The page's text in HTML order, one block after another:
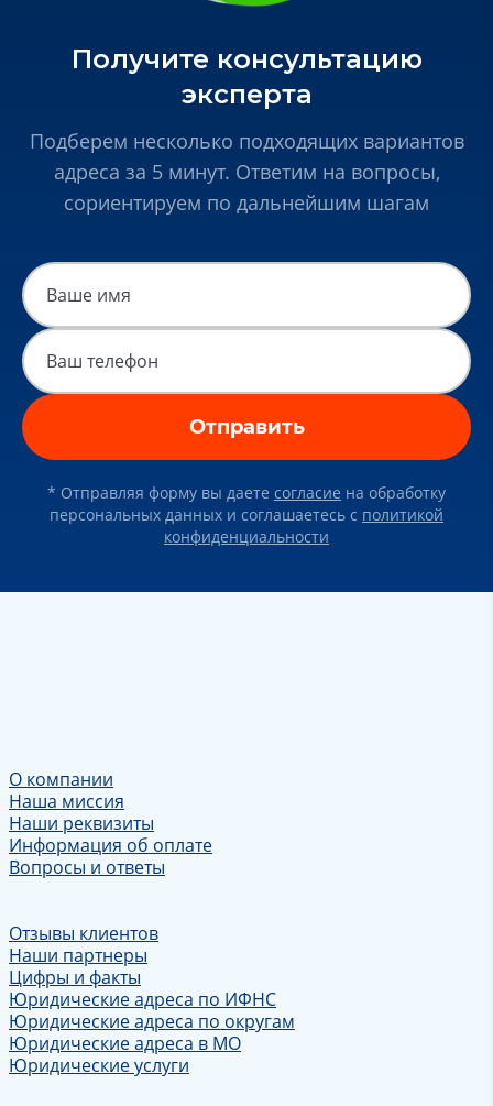
Получите консультацию
эксперта
Подберем несколько подходящих вариантов
адреса за 5 минут. Ответим на вопросы,
сориентируем по дальнейшим шагам
Отправить
* Отправляя форму вы даете согласие на обработку
персональных данных и соглашаетесь c политикой
конфиденциальности
О компании
Наша миссия
Наши реквизиты
Информация об оплате
Вопросы и ответы
Отзывы клиентов
Наши партнеры
Цифры и факты
Юридические адреса по ИФНС
Юридические адреса по округам
Юридические адреса в МО
Юридические услуги